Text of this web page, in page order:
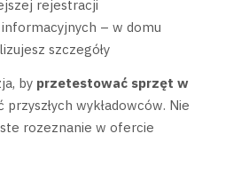
rejestracji
– w domu
szczegóły
by przetestować sprzęt w
przyszłych wykładowców. Nie
rozeznanie w ofercie